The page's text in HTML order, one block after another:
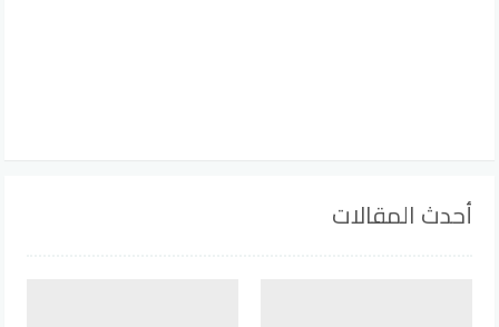
أحدث المقالات